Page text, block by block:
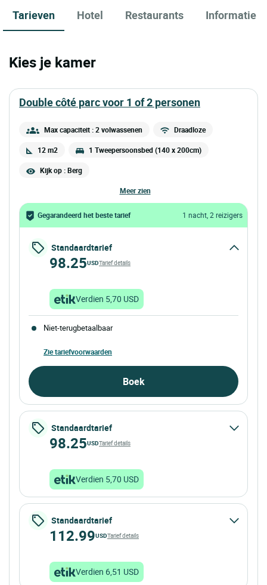
Tarieven Hotel Restaurants Informatie
Kies je kamer
double côté parc voor 1 of 2 personen
Max capaciteit : 2 volwassenen Draadloze
12 m2 1 Tweepersoonsbed (140 x 200cm)
Kijk op : Berg
meer zien
Gegarandeerd het beste tarief 1 nacht, 2 reizigers
Standaardtarief
98.25USDTarief details
Verdien 5,70 USD
Niet-terugbetaalbaar
Zie tariefvoorwaarden
Boek
Standaardtarief
98.25USDTarief details
Verdien 5,70 USD
Standaardtarief
112.99USDTarief details
Verdien 6,51 USD